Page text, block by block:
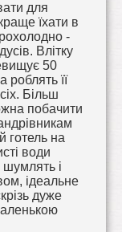
для
їхати в
-
Влітку
50
роблять її
Більш
побачити
готель на
води
і
ідеальне
дуже